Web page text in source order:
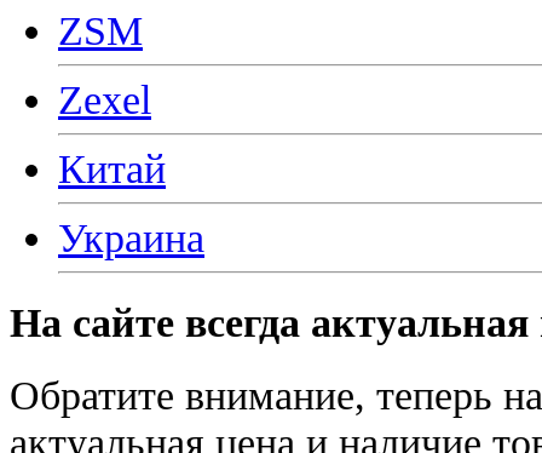
ZSM
Zexel
Китай
Украина
На сайте всегда
Обратите внимание, теперь
актуальная цена и наличие